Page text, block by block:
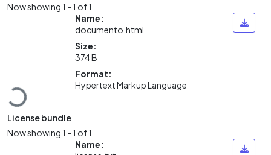
Now showing1 - 1 of 1
Loading...
Name:
documento.html
Size:
374 B
Format:
Hypertext Markup Language
License bundle
Now showing1 - 1 of 1
Name: